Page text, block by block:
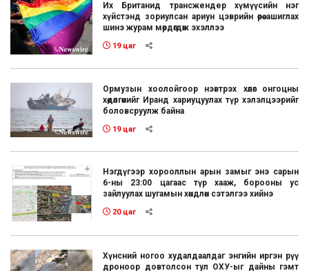
Их Британид трансжендер хүмүүсийн нэг
хүйстэнд зориулсан ариун цэврийн өрөө ашиглах
шинэ журам мөрдөгдөж эхэллээ
19 цаг
Ормузын хоолойгоор нэвтрэх хөлөг онгоцны
хөдөлгөөнийг Иранд хариуцуулах түр хэлэлцээрийг
боловсруулж байна
19 цаг
Нэгдүгээр хорооллын арын замыг энэ сарын
6-ны 23:00 цагаас түр хааж, борооны ус
зайлуулах шугамын хөндлөн сэтэлгээ хийнэ
20 цаг
Хүнсний ногоо худалдаалдаг энгийн иргэн рүү
дроноор довтолсон тул ОХУ-ыг дайны гэмт